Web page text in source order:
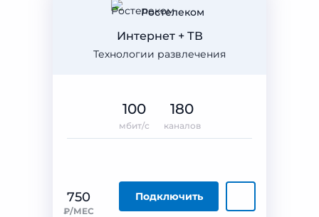
Ростелеком
Технологии развлечения
Интернет + ТВ
750
₽/МЕС
Подключить
100
мбит/с
180
каналов